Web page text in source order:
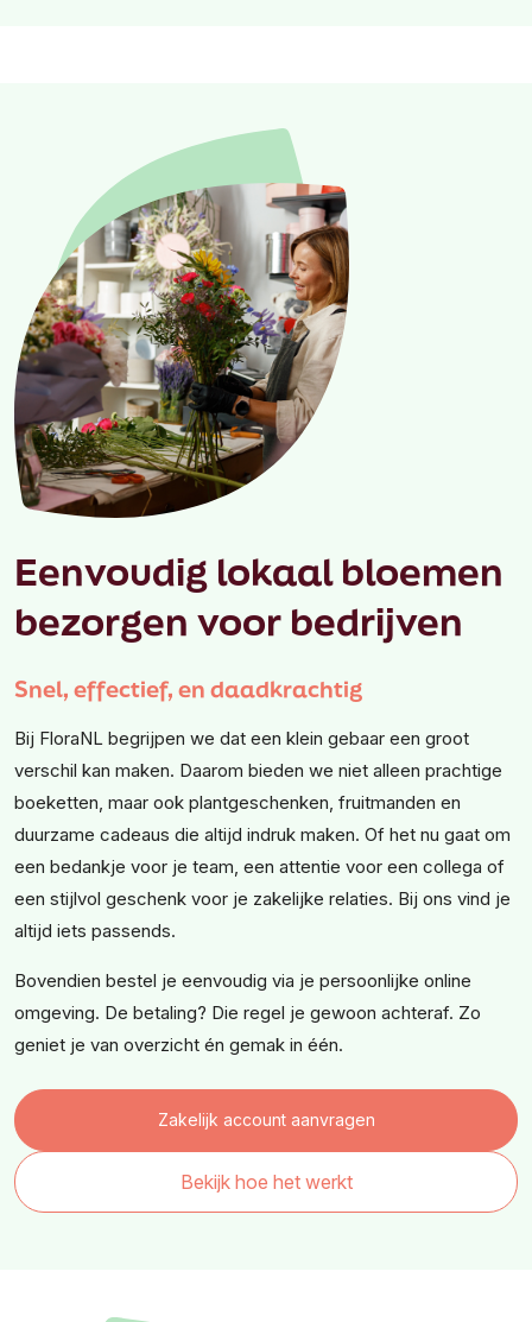
Eenvoudig lokaal bloemen
bezorgen voor bedrijven
Snel, effectief, en daadkrachtig
Bij FloraNL begrijpen we dat een klein gebaar een groot
verschil kan maken. Daarom bieden we niet alleen prachtige
boeketten, maar ook plantgeschenken, fruitmanden en
duurzame cadeaus die altijd indruk maken. Of het nu gaat om
een bedankje voor je team, een attentie voor een collega of
een stijlvol geschenk voor je zakelijke relaties. Bij ons vind je
altijd iets passends.
Bovendien bestel je eenvoudig via je persoonlijke online
omgeving. De betaling? Die regel je gewoon achteraf. Zo
geniet je van overzicht én gemak in één.
Zakelijk account aanvragen
Bekijk hoe het werkt